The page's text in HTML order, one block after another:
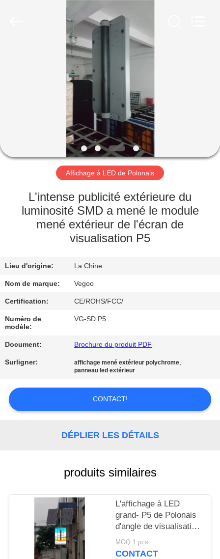
PRODUITS
VIDÉOS
PROPOS
NOUS
DE
L'USINE
CONTRÔLE
LA
QUALITÉ
NOUS
CONTACTER
DEMANDEZ
UN
PLAN
Affichage à LED de Polonais
L'intense publicité extérieure du
luminosité SMD a mené le module
mené extérieur de l'écran de
visualisation P5
Lieu d'origine: La Chine
Nom de marque: Vegoo
Certification: CE/ROHS/FCC/
Numéro de
modèle:
VG-SD P5
Document: Brochure du produit PDF
Surligner: affichage mené extérieur polychrome,
panneau led extérieur
CONTACT!
DÉPLIER LES DÉTAILS
produits similaires
L'affichage à LED
grand- P5 de Polonais
d'angle de visualisation
a mené le module
40000 Pixel/M2
MOQ:1 pcs
CONTACT